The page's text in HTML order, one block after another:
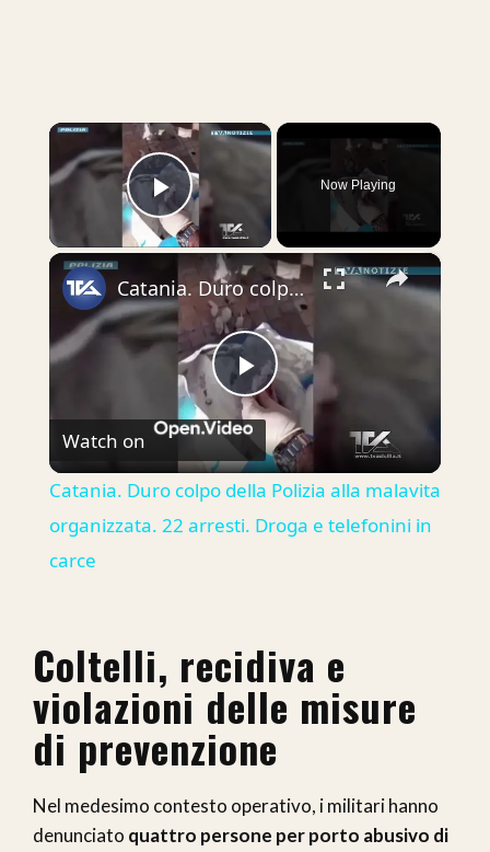
×
Play Video
Now Playing
×
Play
Video
Catania. Duro colpo della Polizia alla malavita organizzata. 22 arresti. Droga e telefonini in carce
Watch on
Catania. Duro colpo della Polizia alla malavita
organizzata. 22 arresti. Droga e telefonini in
carce
Coltelli, recidiva e
violazioni delle misure
di prevenzione
Nel medesimo contesto operativo, i militari hanno
denunciato quattro persone per porto abusivo di